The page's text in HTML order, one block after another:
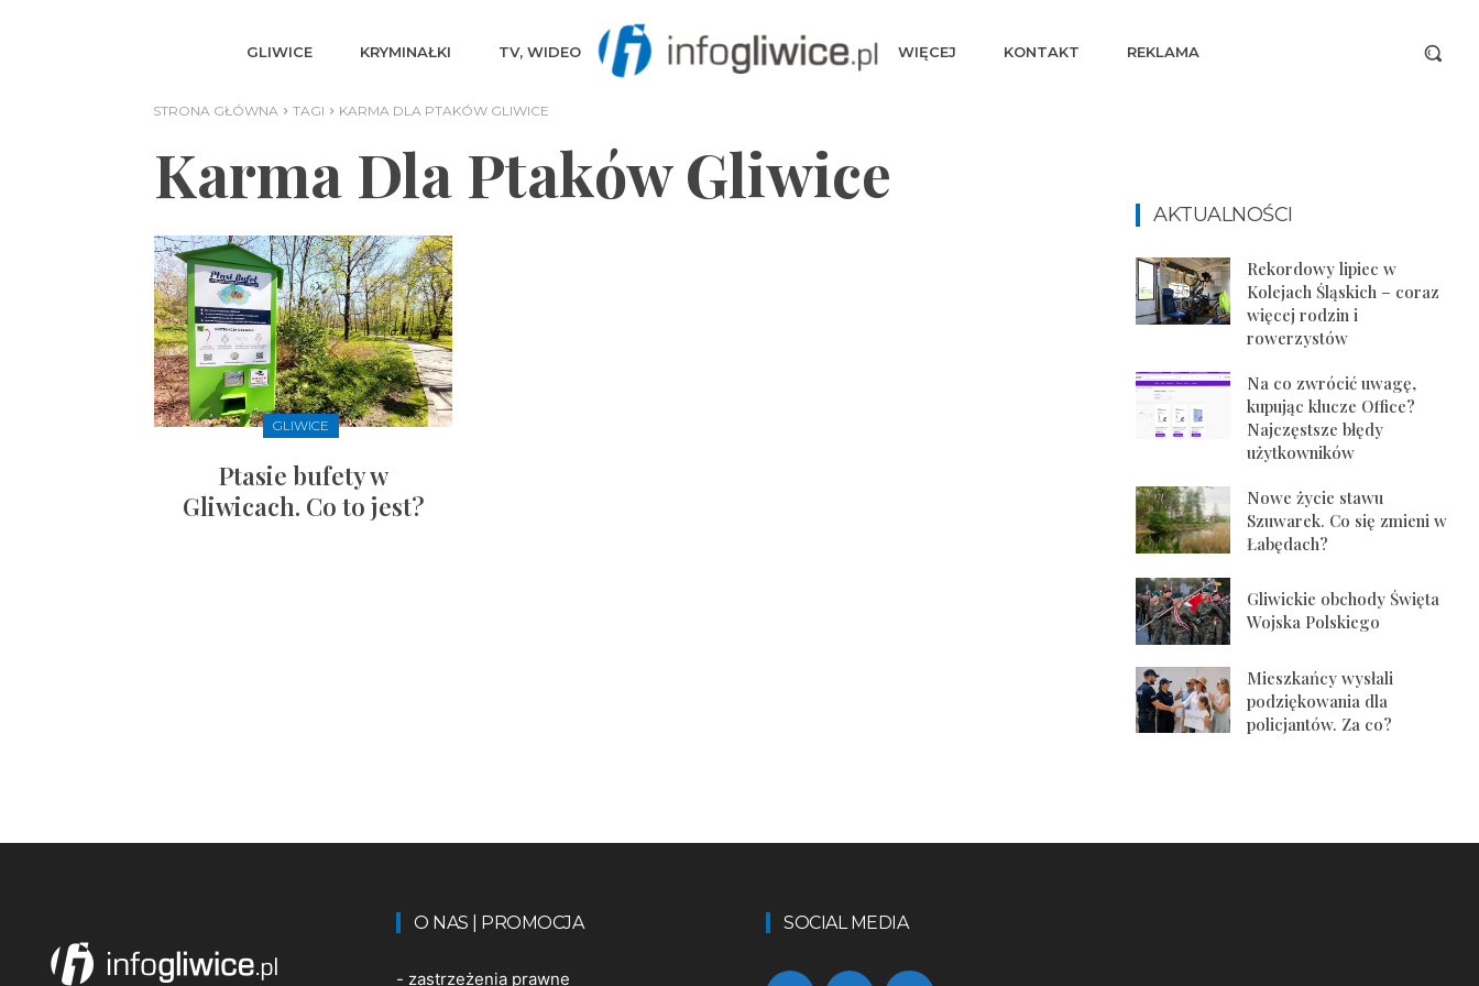
GLIWICE KRYMINAŁKI TV, WIDEO WIĘCEJ KONTAKT REKLAMA
STRONA GŁÓWNA TAGI KARMA DLA PTAKÓW GLIWICE
Karma Dla Ptaków Gliwice
GLIWICE
Ptasie bufety w
Gliwicach. Co to jest?
AKTUALNOŚCI
Rekordowy lipiec w
Kolejach Śląskich – coraz
więcej rodzin i
rowerzystów
Na co zwrócić uwagę,
kupując klucze Office?
Najczęstsze błędy
użytkowników
Nowe życie stawu
Szuwarek. Co się zmieni w
Łabędach?
Gliwickie obchody Święta
Wojska Polskiego
Mieszkańcy wysłali
podziękowania dla
policjantów. Za co?
O NAS | PROMOCJA
- zastrzeżenia prawne
SOCIAL MEDIA